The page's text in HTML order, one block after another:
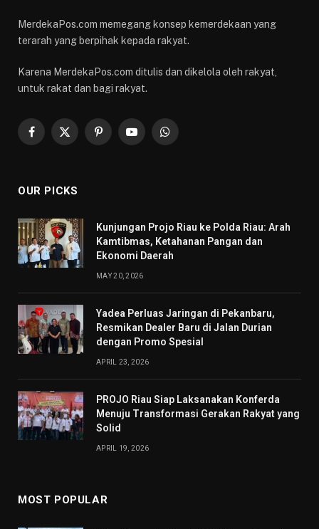
MerdekaPos.com memegang konsep kemerdekaan yang
terarah yang berpihak kepada rakyat.
Karena MerdekaPos.com ditulis dan dikelola oleh rakyat,
untuk rakat dan bagi rakyat.
Facebook
X
PinterestYouTubeWhatsApp
OUR PICKS
Kunjungan Projo Riau ke Polda Riau: Arah
Kamtibmas, Ketahanan Pangan dan
Ekonomi Daerah
MAY 20, 2026
Yadea Perluas Jaringan di Pekanbaru,
Resmikan Dealer Baru di Jalan Durian
dengan Promo Spesial
APRIL 23, 2026
PROJO Riau Siap Laksanakan Konferda
Menuju Transformasi Gerakan Rakyat yang
Solid
APRIL 19, 2026
MOST POPULAR